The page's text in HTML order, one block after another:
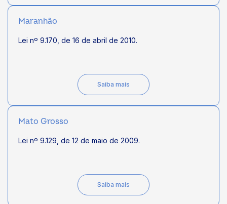
Maranhão
Lei nº 9.170, de 16 de abril de 2010.
Saiba mais
Mato Grosso
Lei nº 9.129, de 12 de maio de 2009.
Saiba mais